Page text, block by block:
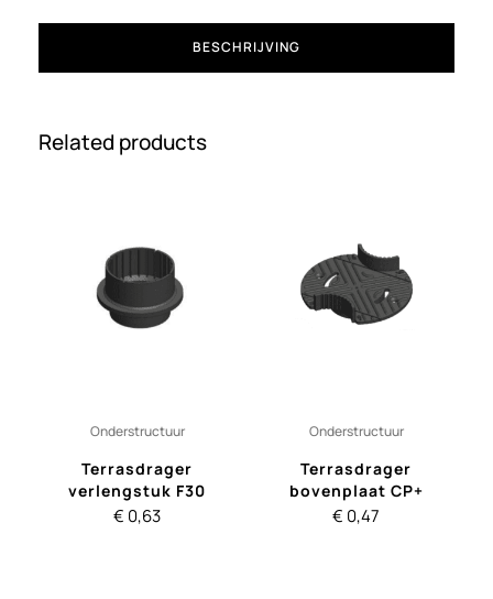
BESCHRIJVING
Related products
Onderstructuur
Terrasdrager
verlengstuk F30
€ 0,63
Onderstructuur
Terrasdrager
bovenplaat CP+
€ 0,47